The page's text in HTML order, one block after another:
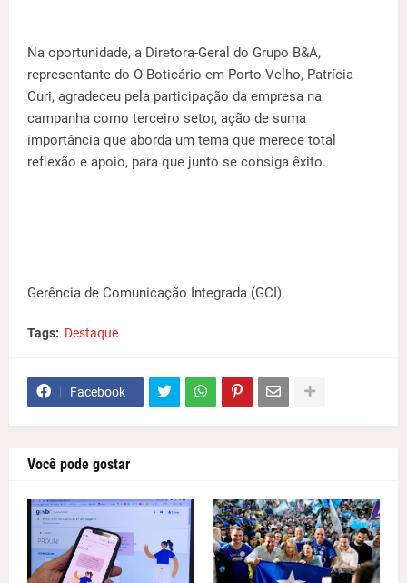
Na oportunidade, a Diretora-Geral do Grupo B&A,
representante do O Boticário em Porto Velho, Patrícia
Curi, agradeceu pela participação da empresa na
campanha como terceiro setor, ação de suma
importância que aborda um tema que merece total
reflexão e apoio, para que junto se consiga êxito.
Gerência de Comunicação Integrada (GCI)
Tags: Destaque
Facebook
Você pode gostar